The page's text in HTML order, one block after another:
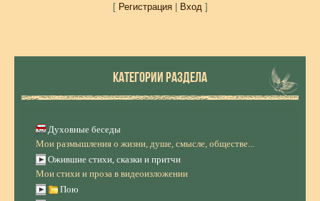
[ Регистрация| Вход]
КАТЕГОРИИ РАЗДЕЛА
Духовные беседы
Мои размышления о жизни, душе, смысле, обществе...
Ожившие стихи, сказки и притчи
Мои стихи и проза в видеоизложении
Пою